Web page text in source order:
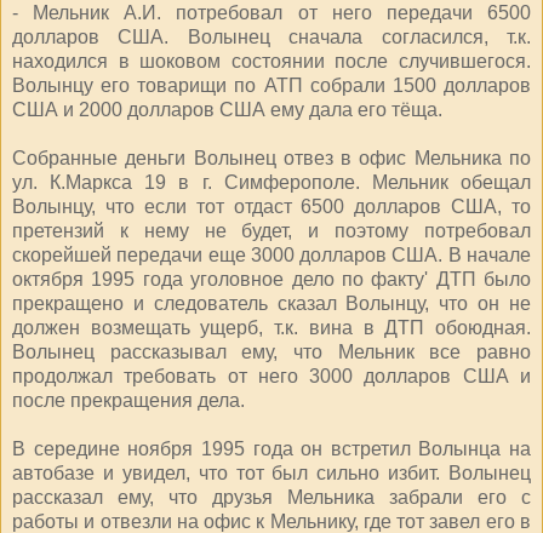
- Мельник А.И. потребовал от него передачи 6500
долларов США. Волынец сначала согласился, т.к.
находился в шоковом состоянии после случившегося.
Волынцу его товарищи по АТП собрали 1500 долларов
США и 2000 долларов США ему дала его тёща.
Собранные деньги Волынец отвез в офис Мельника по
ул. К.Маркса 19 в г. Симферополе. Мельник обещал
Волынцу, что если тот отдаст 6500 долларов США, то
претензий к нему не будет, и поэтому потребовал
скорейшей передачи еще 3000 долларов США. В начале
октября 1995 года уголовное дело по факту' ДТП было
прекращено и следователь сказал Волынцу, что он не
должен возмещать ущерб, т.к. вина в ДТП обоюдная.
Волынец рассказывал ему, что Мельник все равно
продолжал требовать от него 3000 долларов США и
после прекращения дела.
В середине ноября 1995 года он встретил Волынца на
автобазе и увидел, что тот был сильно избит. Волынец
рассказал ему, что друзья Мельника забрали его с
работы и отвезли на офис к Мельнику, где тот завел его в